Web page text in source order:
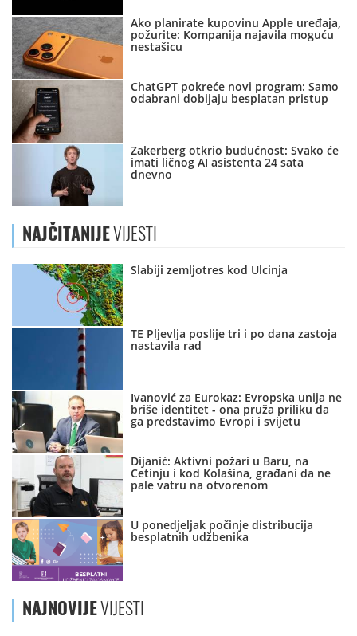
Ako planirate kupovinu Apple uređaja,
požurite: Kompanija najavila moguću
nestašicu
ChatGPT pokreće novi program: Samo
odabrani dobijaju besplatan pristup
Zakerberg otkrio budućnost: Svako će
imati ličnog AI asistenta 24 sata
dnevno
NAJČITANIJEVIJESTI
Slabiji zemljotres kod Ulcinja
TE Pljevlja poslije tri i po dana zastoja
nastavila rad
Ivanović za Eurokaz: Evropska unija ne
briše identitet - ona pruža priliku da
ga predstavimo Evropi i svijetu
Dijanić: Aktivni požari u Baru, na
Cetinju i kod Kolašina, građani da ne
pale vatru na otvorenom
U ponedjeljak počinje distribucija
besplatnih udžbenika
NAJNOVIJEVIJESTI